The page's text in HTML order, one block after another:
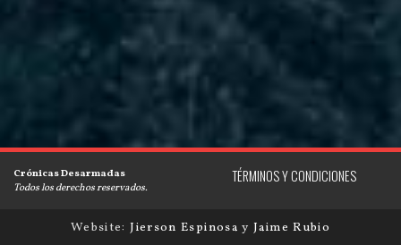
Crónicas Desarmadas
Todos los derechos reservados.
TÉRMINOS Y CONDICIONES
Website:Jierson EspinosayJaime Rubio